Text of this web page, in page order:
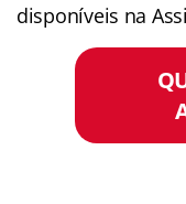
disponíveis na